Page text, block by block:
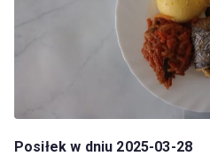
Posiłek w dniu 2025-03-28